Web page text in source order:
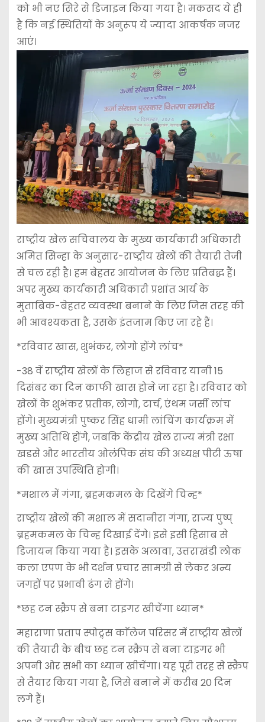
को भी नए सिरे से डिजाइन किया गया है। मकसद ये ही
है कि नई स्थितियों के अनुरूप ये ज्यादा आकर्षक नजर
आएं।
राष्ट्रीय खेल सचिवालय केे मुख्य कार्यकारी अधिकारी
अमित सिन्हा के अनुसार-राष्ट्रीय खेलों की तैयारी तेजी
से चल रही है। हम बेहतर आयोजन के लिए प्रतिबद्ध हैं।
अपर मुख्य कार्यकारी अधिकारी प्रशांत आर्य के
मुताबिक-बेहतर व्यवस्था बनाने के लिए जिस तरह की
भी आवश्यकता है, उसके इंतजाम किए जा रहे हैं।
*रविवार खास, शुभंकर, लोगो होंगे लांच*
-38 वें राष्ट्रीय खेलों के लिहाज से रविवार यानी 15
दिसंबर का दिन काफी खास होने जा रहा है। रविवार को
खेलों के शुभंकर प्रतीक, लोगो, टार्च, एंथम जर्सी लांच
होंगे। मुख्यमंत्री पुष्कर सिंह धामी लांचिंग कार्यक्रम में
मुख्य अतिथि होंगे, जबकि केंद्रीय खेल राज्य मंत्री रक्षा
खडसे और भारतीय ओलंपिक संघ की अध्यक्ष पीटी ऊषा
की खास उपस्थिति होगी।
*मशाल में गंगा, ब्रहमकमल के दिखेंगे चिन्ह*
राष्ट्रीय खेलों की मशाल में सदानीरा गंगा, राज्य पुष्प्
ब्रहमकमल के चिन्ह दिखाई देंगे। इसे इसी हिसाब से
डिजायन किया गया है। इसके अलावा, उत्तराखंडी लोक
कला एपण के भी दर्शन प्रचार सामग्री से लेकर अन्य
जगहों पर प्रभावी ढंग से होंगे।
*छह टन स्क्रैप से बना टाइगर खीचेंगा ध्यान*
महाराणा प्रताप स्पोट्र्स काॅलेज परिसर में राष्ट्रीय खेलों
की तैयारी के बीच छह टन स्क्रैप से बना टाइगर भी
अपनी ओर सभी का ध्यान खीचेंगा। यह पूरी तरह से स्क्रैप
से तैयार किया गया है, जिसे बनाने में करीब 20 दिन
लगे हैं।